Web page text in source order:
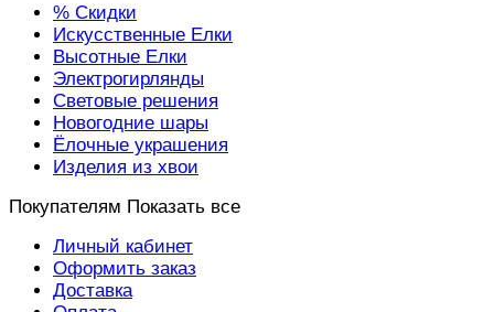
% Скидки
Искусственные Елки
Высотные Елки
Электрогирлянды
Световые решения
Новогодние шары
Ёлочные украшения
Изделия из хвои
Покупателям Показать все
Личный кабинет
Оформить заказ
Доставка